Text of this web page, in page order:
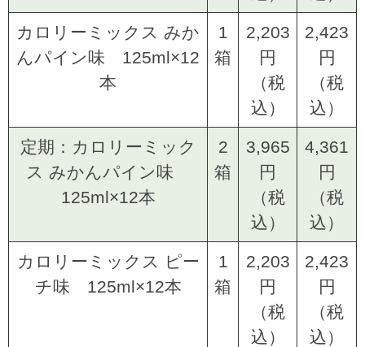
カロリーミックス みか
んパイン味 125ml×12
本
1
箱
2,203
円
（税
込）
2,423
円
（税
込）
定期：カロリーミック
ス みかんパイン味
125ml×12本
2
箱
3,965
円
（税
込）
4,361
円
（税
込）
カロリーミックス ピー
チ味 125ml×12本
1
箱
2,203
円
（税
込）
2,423
円
（税
込）